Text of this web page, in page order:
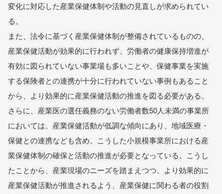
変化に対応した産業保健体制や活動の見直しが求められてい
る。
また、法令に基づく産業保健体制が整備されているものの、
産業保健活動が効果的に行われず、労働者の健康保持増進が
有効に図られていない事業場も多いことや、保健事業を実施
する保険者との連携が十分に行われていない事例もあること
から、より効果的に産業保健活動の推進を図る必要がある。
さらに、産業医の選任義務のない労働者数50人未満の事業所
においては、産業保健活動が低調な傾向にあり、地域医療・
保健との連携なども含め、こうした小規模事業所における産
業保健体制の確保と活動の推進が必要となっている。こうし
たことから、産業現場のニーズを踏まえつつ、より効果的に
産業保健活動が推進されるよう、産業保健に関わる者の役割